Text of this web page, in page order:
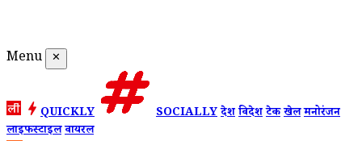
Menu ✕
QUICKLY SOCIALLYदेशविदेशटेकखेलमनोरंजन
लाइफस्टाइलवायरल